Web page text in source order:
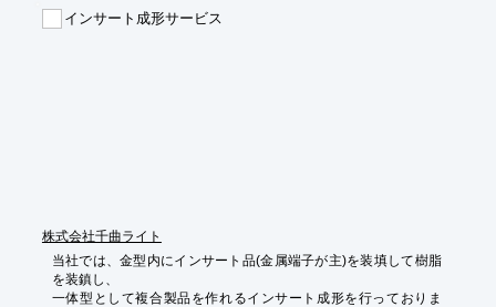
インサート成形サービス
株式会社千曲ライト
当社では、金型内にインサート品(金属端子が主)を装填して樹脂
を装鎮し、
一体型として複合製品を作れるインサート成形を行っておりま